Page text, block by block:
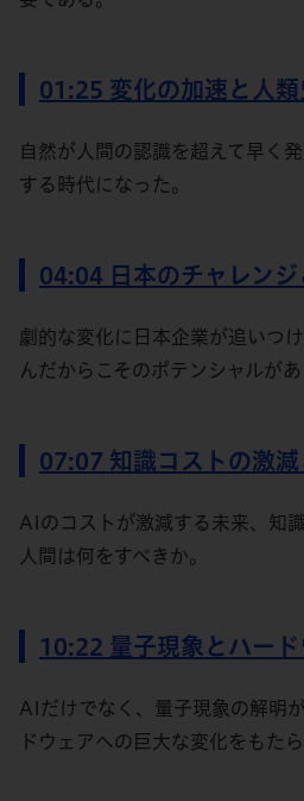
01:25 変化の加速と人類
自然が人間の認識を超えて早く
する時代になった。
04:04 日本のチャレンジ
劇的な変化に日本企業が追いつ
んだからこそのポテンシャルがあ
07:07 知識コストの激
AIのコストが激減する未来、知
人間は何をすべきか。
10:22 量子現象とハー
AIだけでなく、量子現象の解明
ドウェアへの巨大な変化をもたら